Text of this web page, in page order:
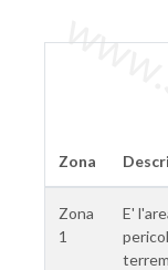
Zona
Zona
1
E'